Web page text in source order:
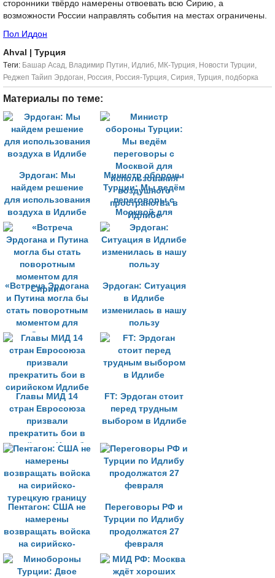
сторонники твёрдо намерены отвоевать всю Сирию, а
возможности России направлять события на местах ограничены.
Пол Иддон
Ahval
| Турция
Tеги: Башар Асад, Владимир Путин, Идлиб, МК-Турция, Новости Турции,
Реджеп Тайип Эрдоган, Россия, Россия-Турция, Сирия, Турция, подборка
Материалы по теме:
Эрдоган: Мы
найдем решение
для использования
воздуха в Идлибе
Министр обороны
Турции: Мы ведём
переговоры с
Москвой для
использования
воздушного
пространства в
Идлибе
«Встреча Эрдогана
и Путина могла бы
стать поворотным
моментом для
Сирии»
Эрдоган: Ситуация
в Идлибе
изменилась в нашу
пользу
Главы МИД 14
стран Евросоюза
призвали
прекратить бои в
сирийском Идлибе
FT: Эрдоган стоит
перед трудным
выбором в Идлибе
Пентагон: США не
намерены
возвращать войска
на сирийско-
турецкую границу
Переговоры РФ и
Турции по Идлибу
продолжатся 27
февраля